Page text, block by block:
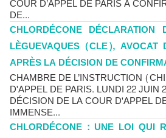
COUR D’APPEL DE PARIS A
DE...
CHLORDÉCONE DÉCLARATION
LÈGUEVAQUES (CLE), AVOCAT
APRÈS LA DÉCISION DE
CHAMBRE DE L’INSTRUCTION
D'APPEL DE PARIS. LUNDI 22 JUIN
DÉCISION DE LA COUR D'APPEL
IMMENSE...
CHLORDÉCONE : UNE LOI QUI